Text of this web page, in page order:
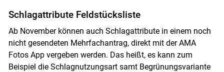
Schlagattribute Feldstücksliste
Ab November können auch Schlagattribute in einem noch
nicht gesendeten Mehrfachantrag, direkt mit der AMA
Fotos App vergeben werden. Das heißt, es kann zum
Beispiel die Schlagnutzungsart samt Begrünungsvariante